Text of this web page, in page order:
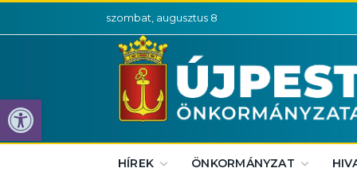
Eszköztár megnyitása
szombat, augusztus 8
HÍREK ÖNKORMÁNYZAT